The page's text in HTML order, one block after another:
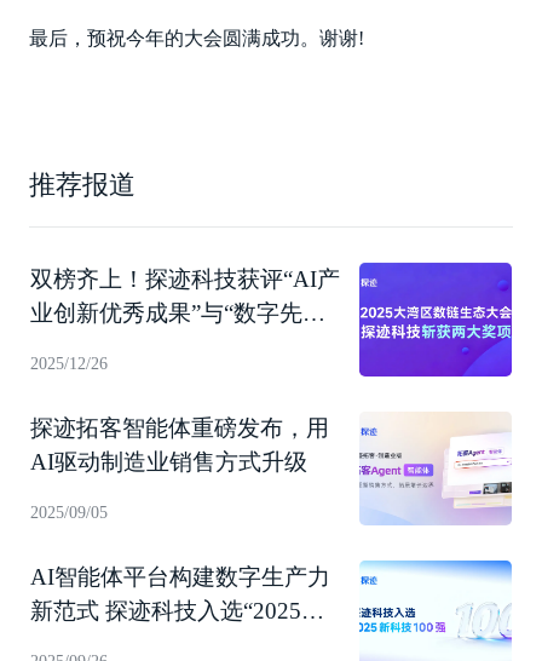
最后，预祝今年的大会圆满成功。谢谢!
推荐报道
双榜齐上！探迹科技获评“AI产
业创新优秀成果”与“数字先锋
2025/12/26
探迹拓客智能体重磅发布，用
AI驱动制造业销售方式升级
2025/09/05
AI智能体平台构建数字生产力
新范式 探迹科技入选“2025新